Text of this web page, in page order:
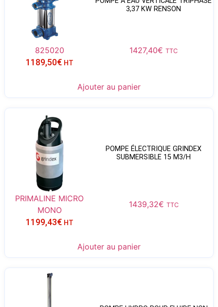
3,37 KW RENSON
825020 1427,40€ TTC
1189,50€ HT
Ajouter au panier
POMPE ÉLECTRIQUE GRINDEX
SUBMERSIBLE 15 M3/H
PRIMALINE MICRO
MONO
1439,32€ TTC
1199,43€ HT
Ajouter au panier